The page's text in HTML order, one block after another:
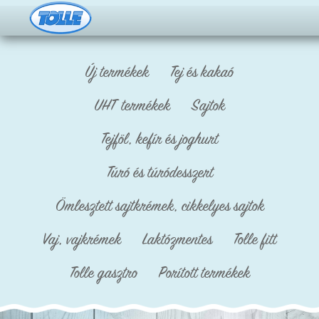
Új termékek
Tej és kakaó
UHT termékek
Sajtok
Tejföl, kefír és joghurt
Túró és túródesszert
Ömlesztett sajtkrémek, cikkelyes sajtok
Vaj, vajkrémek
Laktózmentes
Tolle fitt
Tolle gasztro
Porított termékek